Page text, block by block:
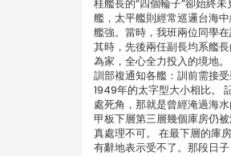
桂艦長的“四個輪子”卻始終
艦，太平艦則經常巡邏台海
艦強。當時，我班兩位同學
其時，先後兩任副長均系艦
為家，全心全力投入的境地
訓部複通知各艦：訓前需接
1949年的太字型大小相比。
處死角，那就是曾經淹過海
甲板下層第三層幾個庫房仍
真處理不可。 在最下層的庫
有辭地表示受不了。那段日